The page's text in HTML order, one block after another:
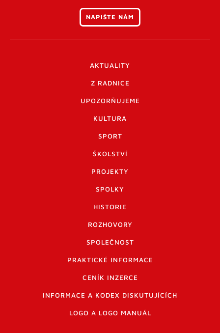
NAPIŠTE NÁM
AKTUALITY
Z RADNICE
UPOZORŇUJEME
KULTURA
SPORT
ŠKOLSTVÍ
PROJEKTY
SPOLKY
HISTORIE
ROZHOVORY
SPOLEČNOST
PRAKTICKÉ INFORMACE
CENÍK INZERCE
INFORMACE A KODEX DISKUTUJÍCÍCH
LOGO A LOGO MANUÁL